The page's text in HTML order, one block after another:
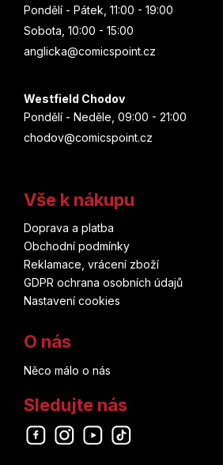
Pondělí - Pátek, 11:00 - 19:00
Sobota, 10:00 - 15:00
anglicka@comicspoint.cz
Westfield Chodov
Pondělí - Neděle, 09:00 - 21:00
chodov@comicspoint.cz
Vše k nákupu
Doprava a platba
Obchodní podmínky
Reklamace, vrácení zboží
GDPR ochrana osobních údajů
Nastavení cookies
O nás
Něco málo o nás
Sledujte nás
Odebírat newsletter